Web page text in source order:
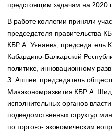
предстоящим задачам на 2020
В работе коллегии приняли
председателя правительства
КБР А. Уянаева, председатель
Кабардино-Балкарской
политике, инновационному
З. Апшев, председатель
Минэкономразвития КБР А.
исполнительных органов
подведомственных структур
по торгово- экономическим